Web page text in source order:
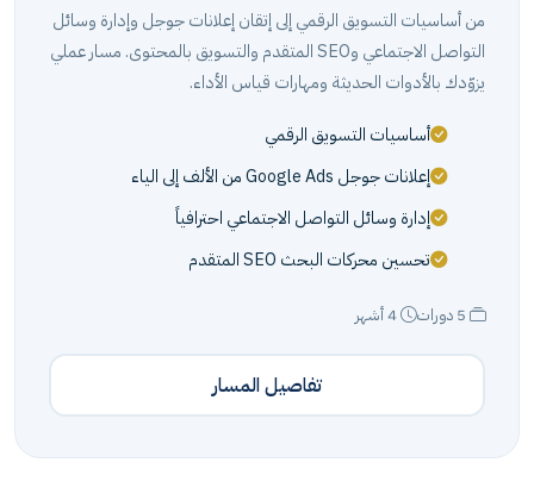
من أساسيات التسويق الرقمي إلى إتقان إعلانات جوجل وإدارة وسائل
التواصل الاجتماعي وSEO المتقدم والتسويق بالمحتوى. مسار عملي
يزوّدك بالأدوات الحديثة ومهارات قياس الأداء.
أساسيات التسويق الرقمي
إعلانات جوجل Google Ads من الألف إلى الياء
إدارة وسائل التواصل الاجتماعي احترافياً
تحسين محركات البحث SEO المتقدم
5 دورات 4 أشهر
تفاصيل المسار